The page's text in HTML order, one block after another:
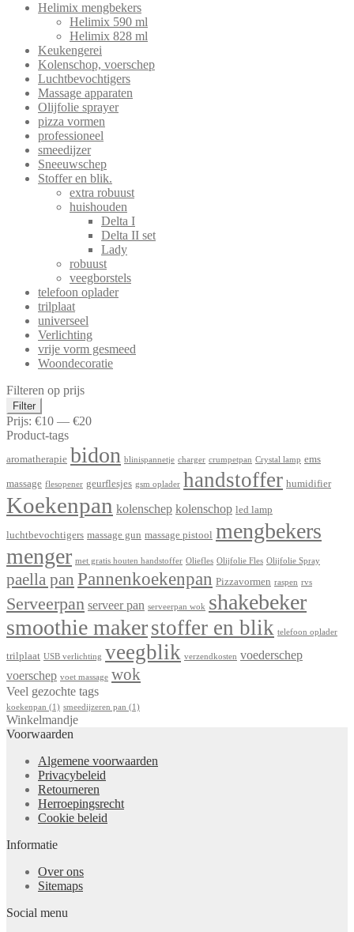
Helimix mengbekers
Helimix 590 ml
Helimix 828 ml
Keukengerei
Kolenschop, voerschep
Luchtbevochtigers
Massage apparaten
Olijfolie sprayer
pizza vormen
professioneel
smeedijzer
Sneeuwschep
Stoffer en blik.
extra robuust
huishouden
Delta I
Delta II set
Lady
robuust
veegborstels
telefoon oplader
trilplaat
universeel
Verlichting
vrije vorm gesmeed
Woondecoratie
Filteren op prijs
Min.
prijs
Max.
prijs
Filter
Prijs: €10 — €20
Product-tags
aromatherapie bidon blinispannetje charger crumpetpan Crystal lamp ems
massage flesopener geurflesjes gsm oplader handstoffer humidifier
Koekenpan kolenschep kolenschop led lamp
luchtbevochtigers massage gun massage pistool mengbekers
menger met gratis houten handstoffer Oliefles Olijfolie Fles Olijfolie Spray
paella pan Pannenkoekenpan Pizzavormen raspen rvs
Serveerpan serveer pan serveerpan wok shakebeker
smoothie makerstoffer en blik telefoon oplader
trilplaat USB verlichting veegblik verzendkosten voederschep
voerschep voet massage wok
Veel gezochte tags
koekenpan (1) smeedijzeren pan (1)
Winkelmandje
Voorwaarden
Algemene voorwaarden
Privacybeleid
Retourneren
Herroepingsrecht
Cookie beleid
Informatie
Over ons
Sitemaps
Social menu